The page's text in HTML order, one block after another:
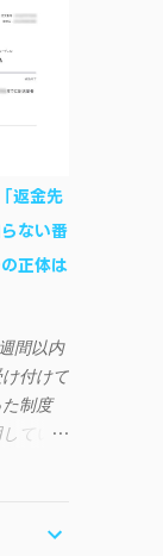
機機能
の手
ても
が使え
ついて
う。
プリの
ことが
移行し
際の動
"【自
ました
現さ
ンスト
ったフ
たい
後、
ちゃ
した
返金先
ない番
正体は
間以内
付けて
制度
ていま
してい